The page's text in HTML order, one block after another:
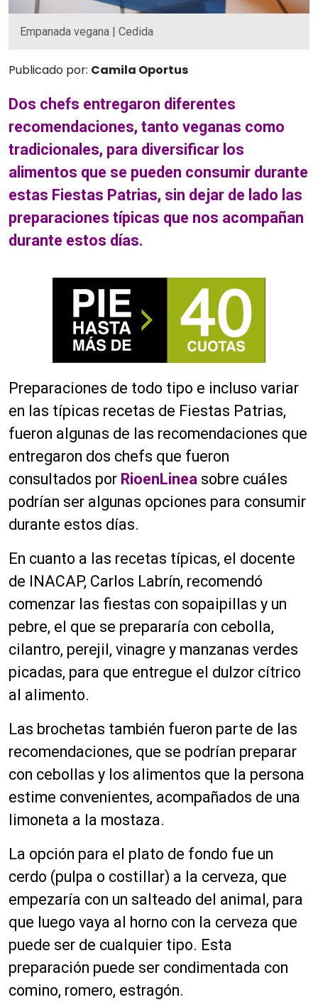
Empanada vegana | Cedida
Publicado por: Camila Oportus
Dos chefs entregaron diferentes
recomendaciones, tanto veganas como
tradicionales, para diversificar los
alimentos que se pueden consumir durante
estas Fiestas Patrias, sin dejar de lado las
preparaciones típicas que nos acompañan
durante estos días.
Preparaciones de todo tipo e incluso variar
en las típicas recetas de Fiestas Patrias,
fueron algunas de las recomendaciones que
entregaron dos chefs que fueron
consultados por RioenLinea sobre cuáles
podrían ser algunas opciones para consumir
durante estos días.
En cuanto a las recetas típicas, el docente
de INACAP, Carlos Labrín, recomendó
comenzar las fiestas con sopaipillas y un
pebre, el que se prepararía con cebolla,
cilantro, perejil, vinagre y manzanas verdes
picadas, para que entregue el dulzor cítrico
al alimento.
Las brochetas también fueron parte de las
recomendaciones, que se podrían preparar
con cebollas y los alimentos que la persona
estime convenientes, acompañados de una
limoneta a la mostaza.
La opción para el plato de fondo fue un
cerdo (pulpa o costillar) a la cerveza, que
empezaría con un salteado del animal, para
que luego vaya al horno con la cerveza que
puede ser de cualquier tipo. Esta
preparación puede ser condimentada con
comino, romero, estragón.